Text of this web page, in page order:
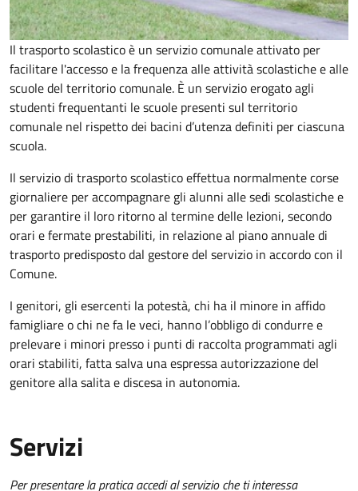
Il trasporto scolastico è un servizio comunale attivato per
facilitare l'accesso e la frequenza alle attività scolastiche e alle
scuole del territorio comunale. È un servizio erogato agli
studenti frequentanti le scuole presenti sul territorio
comunale nel rispetto dei bacini d’utenza definiti per ciascuna
scuola.
Il servizio di trasporto scolastico effettua normalmente corse
giornaliere per accompagnare gli alunni alle sedi scolastiche e
per garantire il loro ritorno al termine delle lezioni, secondo
orari e fermate prestabiliti, in relazione al piano annuale di
trasporto predisposto dal gestore del servizio in accordo con il
Comune.
I genitori, gli esercenti la potestà, chi ha il minore in affido
famigliare o chi ne fa le veci, hanno l’obbligo di condurre e
prelevare i minori presso i punti di raccolta programmati agli
orari stabiliti, fatta salva una espressa autorizzazione del
genitore alla salita e discesa in autonomia.
Servizi
Per presentare la pratica accedi al servizio che ti interessa